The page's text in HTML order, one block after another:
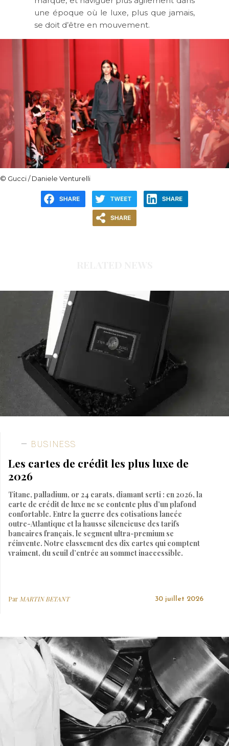
une époque où le luxe, plus que jamais,
se doit d’être en mouvement.
© Gucci / Daniele Venturelli
BUSINESS
Les cartes de crédit les plus luxe de
2026
Titane, palladium, or 24 carats, diamant serti : en 2026, la
carte de crédit de luxe ne se contente plus d’un plafond
confortable. Entre la guerre des cotisations lancée
outre-Atlantique et la hausse silencieuse des tarifs
bancaires français, le segment ultra-premium se
réinvente. Notre classement des dix cartes qui comptent
vraiment, du seuil d’entrée au sommet inaccessible.
Par MARTIN BETANT 30 juillet 2026